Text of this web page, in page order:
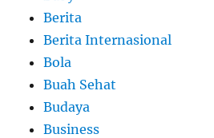
Berita
Berita Internasional
Bola
Buah Sehat
Budaya
Business